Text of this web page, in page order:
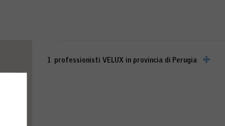
1 professionisti VELUX in provincia di Perugia